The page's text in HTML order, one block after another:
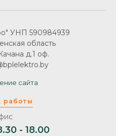
работы
- 18.00
УНП 590984939
область
д.1 оф.
сайта